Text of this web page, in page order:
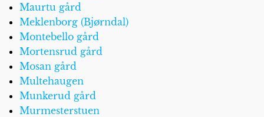
Maurtu gård
Meklenborg (Bjørndal)
Montebello gård
Mortensrud gård
Mosan gård
Multehaugen
Munkerud gård
Murmesterstuen